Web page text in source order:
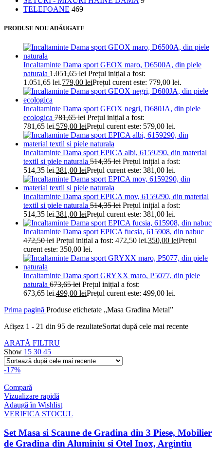
TELEFOANE 469
PRODUSE NOU ADĂUGATE
Incaltaminte Dama sport GEOX maro, D6500A, din piele
naturala 1.051,65lei Prețul inițial a fost:
1.051,65 lei.779,00 leiPrețul curent este: 779,00 lei.
Incaltaminte Dama sport GEOX negri, D680JA, din piele
ecologica 781,65lei Prețul inițial a fost:
781,65 lei.579,00 leiPrețul curent este: 579,00 lei.
Incaltaminte Dama sport EPICA albi, 6159290, din material
textil si piele naturala 514,35lei Prețul inițial a fost:
514,35 lei.381,00 leiPrețul curent este: 381,00 lei.
Incaltaminte Dama sport EPICA mov, 6159290, din material
textil si piele naturala 514,35lei Prețul inițial a fost:
514,35 lei.381,00 leiPrețul curent este: 381,00 lei.
Incaltaminte Dama sport EPICA fucsia, 615908, din nabuc
472,50lei Prețul inițial a fost: 472,50 lei.350,00 leiPrețul
curent este: 350,00 lei.
Incaltaminte Dama sport GRYXX maro, P5077, din piele
naturala 673,65lei Prețul inițial a fost:
673,65 lei.499,00 leiPrețul curent este: 499,00 lei.
Prima pagină Produse etichetate „Masa Gradina Metal”
Afișez 1 - 21 din 95 de rezultateSortat după cele mai recente
ARATĂ FILTRU
Show 15 30 45
-17%
Compară
Vizualizare rapidă
Adaugă în Wishlist
VERIFICA STOCUL
Set Masa si Scaune de Gradina din 3 Piese, Mobilier
de Gradina din Aluminiu si Otel Inox, Argintiu